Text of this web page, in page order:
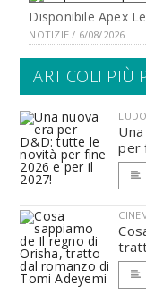
Disponibile Apex
NOTIZIE / 6/08/2026
ARTICOLI PIÙ
per